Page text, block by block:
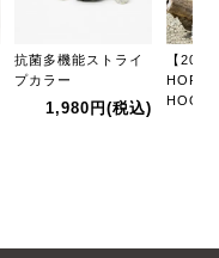
抗菌多機能ストライ
プカラー
1,980円 (税込)
【